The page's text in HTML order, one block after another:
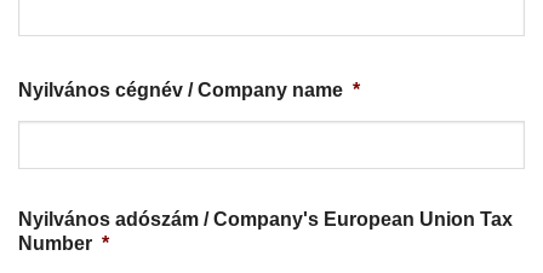
Nyilvános cégnév / Company name *
Nyilvános adószám / Company's European Union Tax
Number *